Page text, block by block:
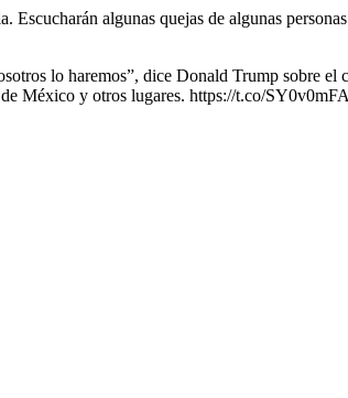
Escucharán algunas quejas de algunas
lo haremos”, dice Donald Trump sobre
México y otros lugares. https://t.co/